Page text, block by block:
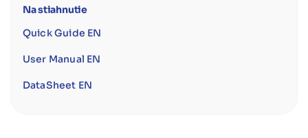
Na stiahnutie
Quick Guide EN
User Manual EN
DataSheet EN